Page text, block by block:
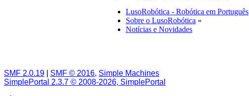
LusoRobótica - Robótica em Português
Sobre o LusoRobótica »
Notícias e Novidades
SMF 2.0.19 SMF © 2016, Simple Machines
SimplePortal 2.3.7 © 2008-2026, SimplePortal